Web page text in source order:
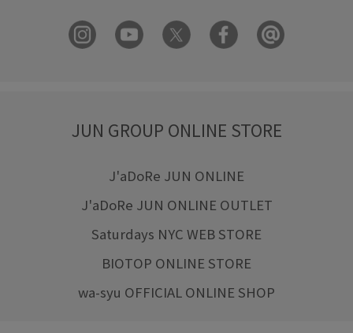
JUN GROUP ONLINE STORE
J'aDoRe JUN ONLINE
J'aDoRe JUN ONLINE OUTLET
Saturdays NYC WEB STORE
BIOTOP ONLINE STORE
wa-syu OFFICIAL ONLINE SHOP